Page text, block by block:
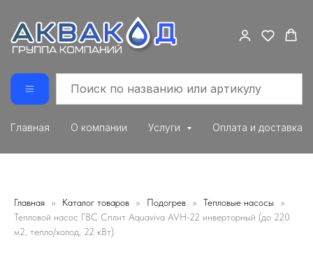
Главная О компании Услуги Оплата и доставка
Главная Каталог товаров Подогрев
Тепловые насосы
Тепловой насос ГВС Сплит Aquaviva AVH-22 инверторный (до 220
м2, тепло/холод, 22 кВт)